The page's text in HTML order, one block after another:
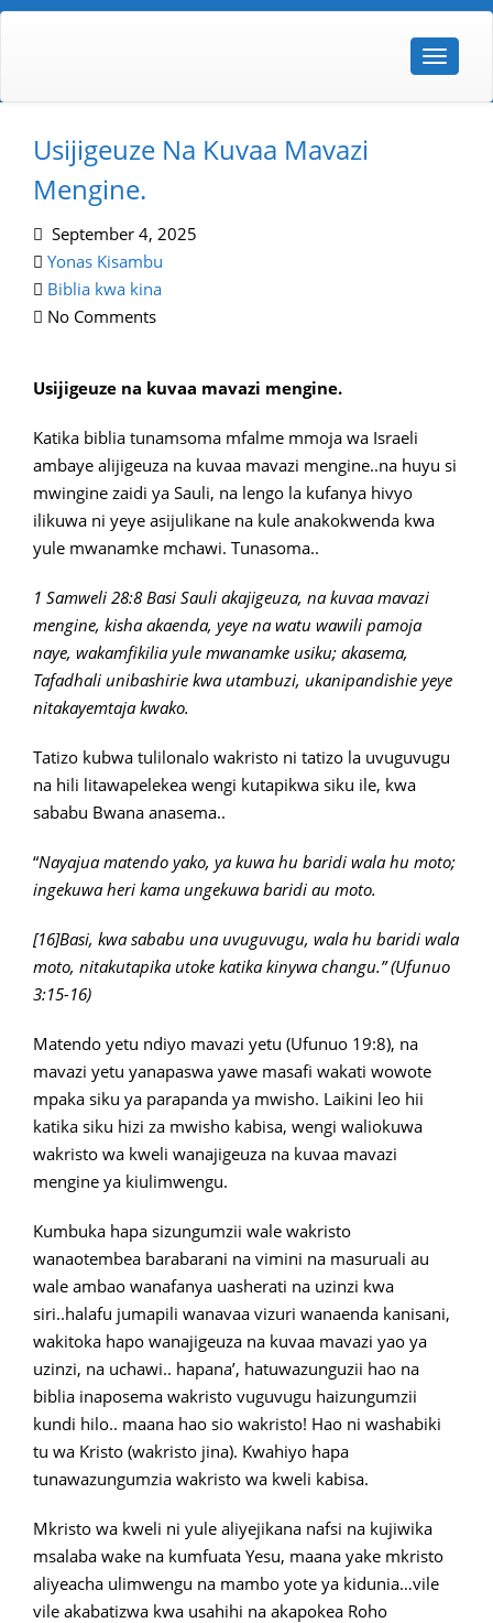
Usijigeuze Na Kuvaa Mavazi
Mengine.
September 4, 2025
Yonas Kisambu
Biblia kwa kina
No Comments
Usijigeuze na kuvaa mavazi mengine.
Katika biblia tunamsoma mfalme mmoja wa Israeli
ambaye alijigeuza na kuvaa mavazi mengine..na huyu si
mwingine zaidi ya Sauli, na lengo la kufanya hivyo
ilikuwa ni yeye asijulikane na kule anakokwenda kwa
yule mwanamke mchawi. Tunasoma..
1 Samweli 28:8 Basi Sauli akajigeuza, na kuvaa mavazi
mengine, kisha akaenda, yeye na watu wawili pamoja
naye, wakamfikilia yule mwanamke usiku; akasema,
Tafadhali unibashirie kwa utambuzi, ukanipandishie yeye
nitakayemtaja kwako.
Tatizo kubwa tulilonalo wakristo ni tatizo la uvuguvugu
na hili litawapelekea wengi kutapikwa siku ile, kwa
sababu Bwana anasema..
“Nayajua matendo yako, ya kuwa hu baridi wala hu moto;
ingekuwa heri kama ungekuwa baridi au moto.
[16]Basi, kwa sababu una uvuguvugu, wala hu baridi wala
moto, nitakutapika utoke katika kinywa changu.” (Ufunuo
3:15-16)
Matendo yetu ndiyo mavazi yetu (Ufunuo 19:8), na
mavazi yetu yanapaswa yawe masafi wakati wowote
mpaka siku ya parapanda ya mwisho. Laikini leo hii
katika siku hizi za mwisho kabisa, wengi waliokuwa
wakristo wa kweli wanajigeuza na kuvaa mavazi
mengine ya kiulimwengu.
Kumbuka hapa sizungumzii wale wakristo
wanaotembea barabarani na vimini na masuruali au
wale ambao wanafanya uasherati na uzinzi kwa
siri..halafu jumapili wanavaa vizuri wanaenda kanisani,
wakitoka hapo wanajigeuza na kuvaa mavazi yao ya
uzinzi, na uchawi.. hapana’, hatuwazunguzii hao na
biblia inaposema wakristo vuguvugu haizungumzii
kundi hilo.. maana hao sio wakristo! Hao ni washabiki
tu wa Kristo (wakristo jina). Kwahiyo hapa
tunawazungumzia wakristo wa kweli kabisa.
Mkristo wa kweli ni yule aliyejikana nafsi na kujiwika
msalaba wake na kumfuata Yesu, maana yake mkristo
aliyeacha ulimwengu na mambo yote ya kidunia…vile
vile akabatizwa kwa usahihi na akapokea Roho